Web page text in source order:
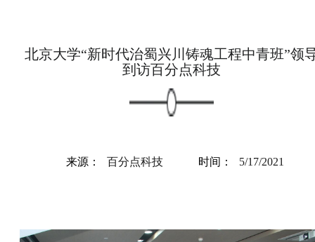
北京大学“新时代治蜀兴川铸魂工程中青班”领
到访百分点科技
来源： 百分点科技 时间： 5/17/2021